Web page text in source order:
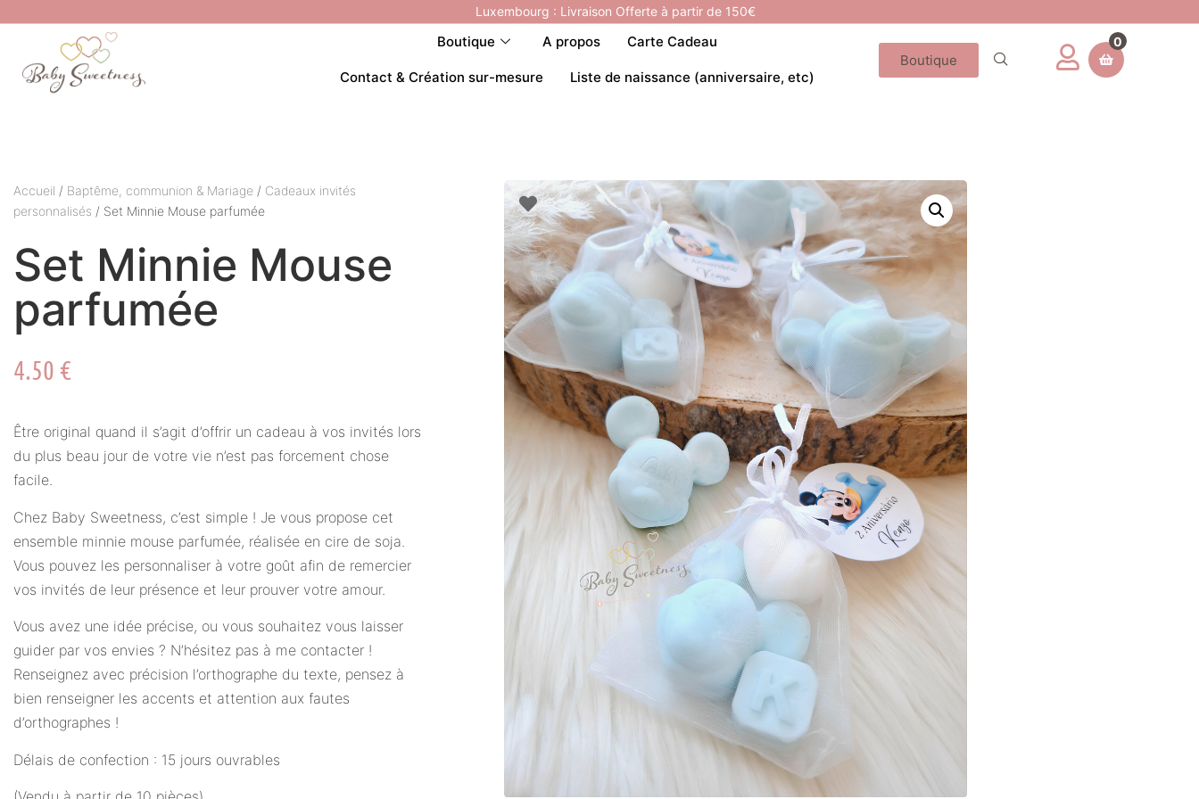
Luxembourg : Livraison Offerte à partir de 150€
Boutique A propos Carte Cadeau
Contact & Création sur-mesure Liste de naissance (anniversaire, etc)
Boutique
0
Accueil / Baptême, communion & Mariage / Cadeaux invités
personnalisés / Set Minnie Mouse parfumée
Set Minnie Mouse
parfumée
4.50 €
Être original quand il s’agit d’offrir un cadeau à vos invités lors
du plus beau jour de votre vie n’est pas forcement chose
facile.
Chez Baby Sweetness, c’est simple ! Je vous propose cet
ensemble minnie mouse parfumée, réalisée en cire de soja.
Vous pouvez les personnaliser à votre goût afin de remercier
vos invités de leur présence et leur prouver votre amour.
Vous avez une idée précise, ou vous souhaitez vous laisser
guider par vos envies ? N’hésitez pas à me contacter !
Renseignez avec précision l’orthographe du texte, pensez à
bien renseigner les accents et attention aux fautes
d’orthographes !
Délais de confection : 15 jours ouvrables